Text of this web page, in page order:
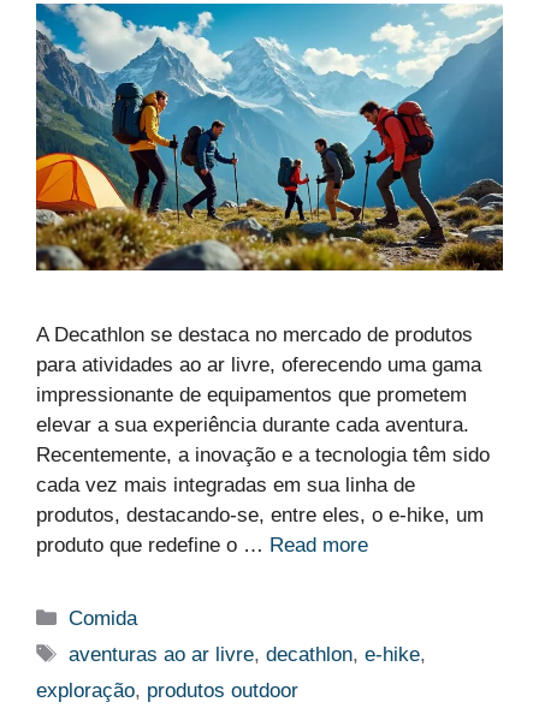
A Decathlon se destaca no mercado de produtos
para atividades ao ar livre, oferecendo uma gama
impressionante de equipamentos que prometem
elevar a sua experiência durante cada aventura.
Recentemente, a inovação e a tecnologia têm sido
cada vez mais integradas em sua linha de
produtos, destacando-se, entre eles, o e-hike, um
produto que redefine o … Read more
Categorias
Comida
Etiquetas
aventuras ao ar livre,decathlon,e-hike,
exploração, produtos outdoor